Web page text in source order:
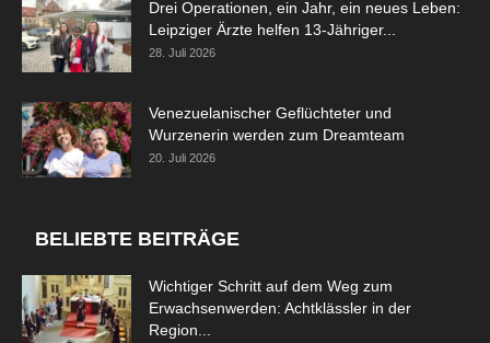
Drei Operationen, ein Jahr, ein neues Leben:
Leipziger Ärzte helfen 13-Jähriger...
28. Juli 2026
Venezuelanischer Geflüchteter und
Wurzenerin werden zum Dreamteam
20. Juli 2026
BELIEBTE BEITRÄGE
Wichtiger Schritt auf dem Weg zum
Erwachsenwerden: Achtklässler in der
Region...